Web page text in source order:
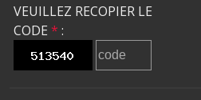
VEUILLEZ RECOPIER LE
CODE * :